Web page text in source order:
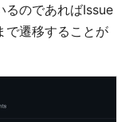
るのであればIssue
で遷移することが